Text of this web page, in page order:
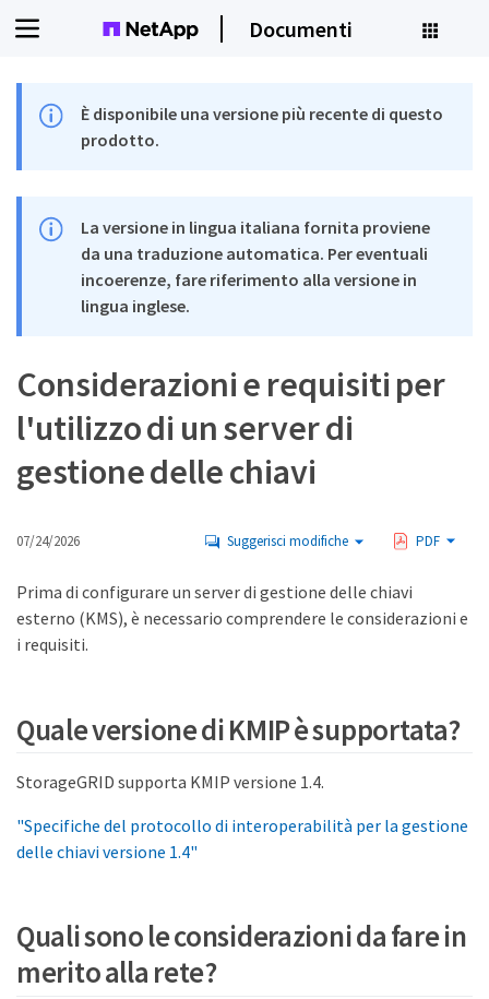
Documenti
È disponibile una versione più recente di questo
prodotto.
La versione in lingua italiana fornita proviene
da una traduzione automatica. Per eventuali
incoerenze, fare riferimento alla versione in
lingua inglese.
Considerazioni e requisiti per
l'utilizzo di un server di
gestione delle chiavi
07/24/2026 Suggerisci modifiche PDF
Prima di configurare un server di gestione delle chiavi
esterno (KMS), è necessario comprendere le considerazioni e
i requisiti.
Quale versione di KMIP è supportata?
StorageGRID supporta KMIP versione 1.4.
"Specifiche del protocollo di interoperabilità per la gestione
delle chiavi versione 1.4"
Quali sono le considerazioni da fare in
merito alla rete?